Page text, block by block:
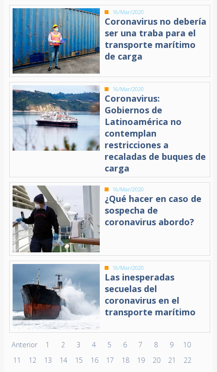
16/Mar/2020
Coronavirus no debería
ser una traba para el
transporte marítimo
de carga
16/Mar/2020
Coronavirus:
Gobiernos de
Latinoamérica no
contemplan
restricciones a
recaladas de buques de
carga
16/Mar/2020
¿Qué hacer en caso de
sospecha de
coronavirus abordo?
16/Mar/2020
Las inesperadas
secuelas del
coronavirus en el
transporte marítimo
Anterior 1 2 3 4 5 6 7 8 9
10
11
12 13 14 15 16 17 18 19 20 21
22